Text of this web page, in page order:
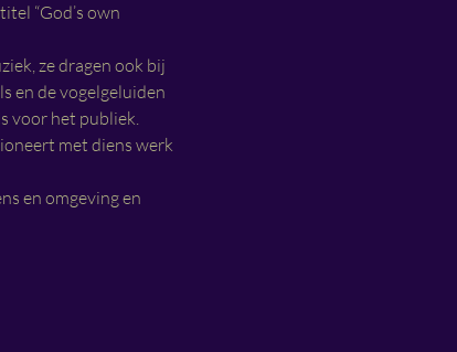
“God’s own
ze dragen ook bij
en de vogelgeluiden
voor het publiek.
met diens werk
en omgeving en